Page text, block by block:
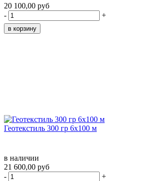
20 100,00 руб
-
+
Геотекстиль 300 гр 6х100 м
в наличии
21 600,00 руб
-
+